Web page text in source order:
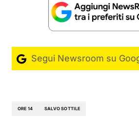
Segui Newsroom su
ORE 14 SALVO SOTTILE